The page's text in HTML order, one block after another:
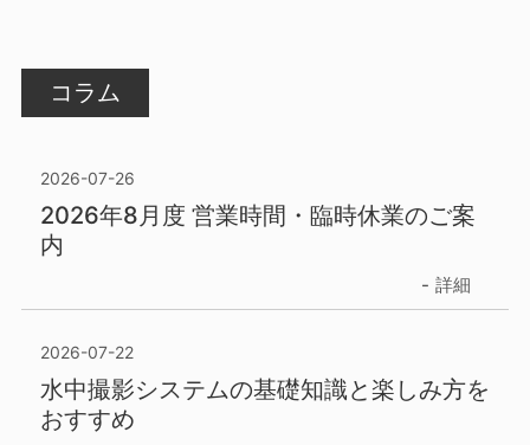
コラム
2026-07-26
2026年8月度 営業時間・臨時休業のご案
内
詳細
2026-07-22
水中撮影システムの基礎知識と楽しみ方を
おすすめ